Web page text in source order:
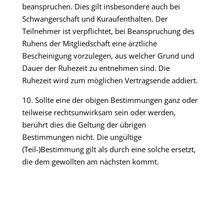
beanspruchen. Dies gilt insbesondere auch bei
Schwangerschaft und Kuraufenthalten. Der
Teilnehmer ist verpflichtet, bei Beanspruchung des
Ruhens der Mitgliedschaft eine ärztliche
Bescheinigung vorzulegen, aus welcher Grund und
Dauer der Ruhezeit zu entnehmen sind. Die
Ruhezeit wird zum möglichen Vertragsende addiert.
10. Sollte eine der obigen Bestimmungen ganz oder
teilweise rechtsunwirksam sein oder werden,
berührt dies die Geltung der übrigen
Bestimmungen nicht. Die ungültige
(Teil-)Bestimmung gilt als durch eine solche ersetzt,
die dem gewollten am nächsten kommt.